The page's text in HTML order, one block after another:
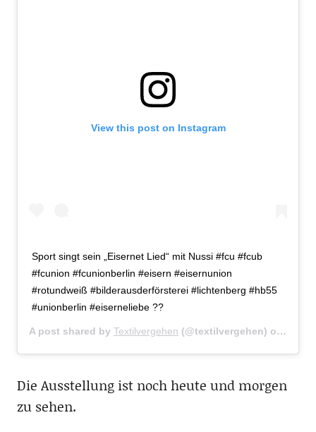
View this post on Instagram
Sport singt sein „Eisernet Lied“ mit Nussi #fcu #fcub
#fcunion #fcunionberlin #eisern #eisernunion
#rotundweiß #bilderausderförsterei #lichtenberg #hb55
#unionberlin #eiserneliebe ??
A post shared by Textilvergehen (@textilvergehen) on
Die Ausstellung ist noch heute und morgen
zu sehen.